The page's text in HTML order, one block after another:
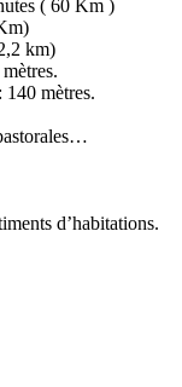
( 60 Km )
km)
140 mètres.
d’habitations.